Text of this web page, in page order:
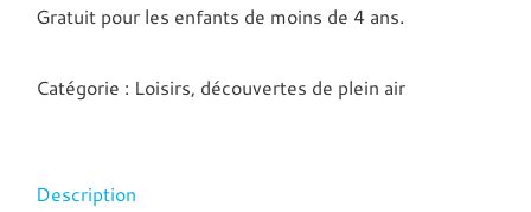
Gratuit pour les enfants de moins de 4 ans.
Catégorie : Loisirs, découvertes de plein air
Description